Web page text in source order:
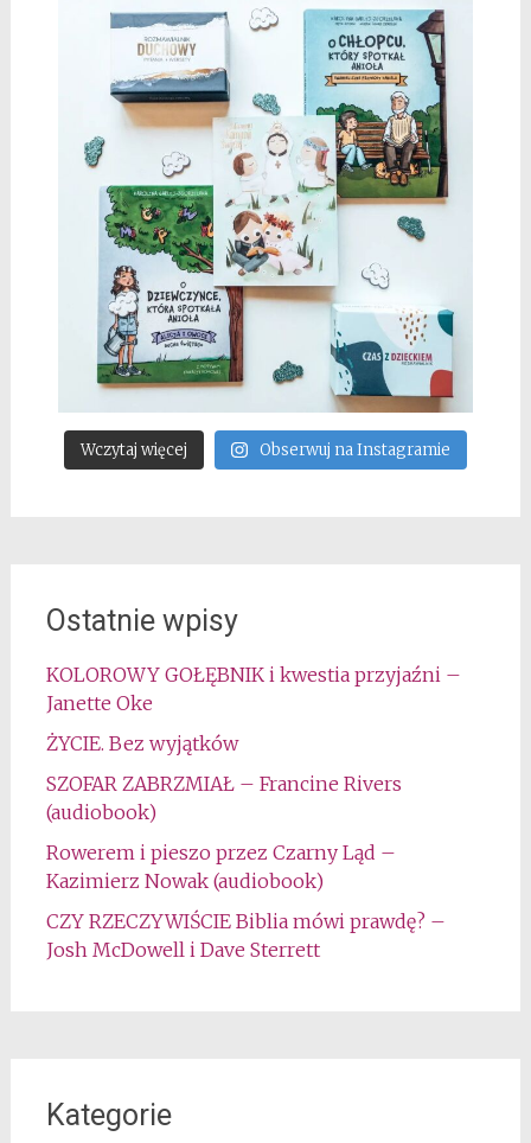
Wczytaj więcej Obserwuj na Instagramie
Ostatnie wpisy
KOLOROWY GOŁĘBNIK i kwestia przyjaźni –
Janette Oke
ŻYCIE. Bez wyjątków
SZOFAR ZABRZMIAŁ – Francine Rivers
(audiobook)
Rowerem i pieszo przez Czarny Ląd –
Kazimierz Nowak (audiobook)
CZY RZECZYWIŚCIE Biblia mówi prawdę? –
Josh McDowell i Dave Sterrett
Kategorie